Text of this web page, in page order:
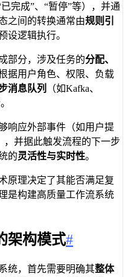
完成”、“暂停”等），并通
之间的转换通常由规则引
设逻辑执行。
部分，涉及任务的分配、
据用户角色、权限、负载
消息队列
（如Kafka、
响应外部事件（如用户提
并据此触发流程的下一步
的灵活性与实时性。
原理决定了其能否满足复
是构建高质量工作流系统
架构模式#
统，首先需要明确其整体